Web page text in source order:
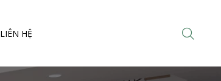
LIÊN HỆ